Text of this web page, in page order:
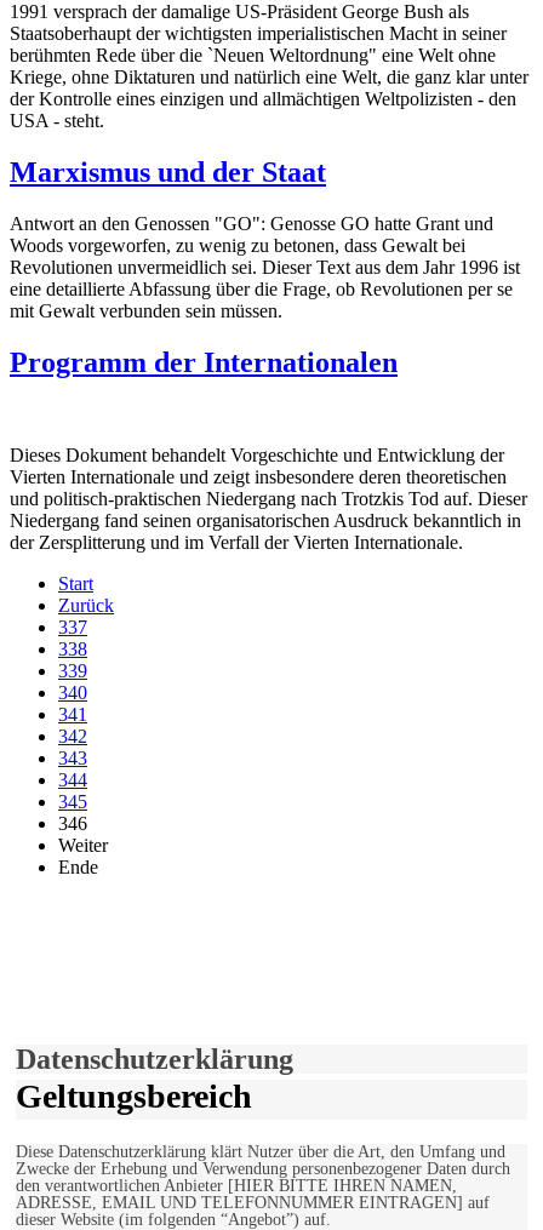
1991 versprach der damalige US-Präsident George Bush als
Staatsoberhaupt der wichtigsten imperialistischen Macht in seiner
berühmten Rede über die `Neuen Weltordnung" eine Welt ohne
Kriege, ohne Diktaturen und natürlich eine Welt, die ganz klar unter
der Kontrolle eines einzigen und allmächtigen Weltpolizisten - den
USA - steht.
Marxismus und der Staat
Antwort an den Genossen "GO": Genosse GO hatte Grant und
Woods vorgeworfen, zu wenig zu betonen, dass Gewalt bei
Revolutionen unvermeidlich sei. Dieser Text aus dem Jahr 1996 ist
eine detaillierte Abfassung über die Frage, ob Revolutionen per se
mit Gewalt verbunden sein müssen.
Programm der Internationalen
Dieses Dokument behandelt Vorgeschichte und Entwicklung der
Vierten Internationale und zeigt insbesondere deren theoretischen
und politisch-praktischen Niedergang nach Trotzkis Tod auf. Dieser
Niedergang fand seinen organisatorischen Ausdruck bekanntlich in
der Zersplitterung und im Verfall der Vierten Internationale.
Start
Zurück
337
338
339
340
341
342
343
344
345
346
Weiter
Ende
Datenschutzerklärung
Geltungsbereich
Diese Datenschutzerklärung klärt Nutzer über die Art, den Umfang und
Zwecke der Erhebung und Verwendung personenbezogener Daten durch
den verantwortlichen Anbieter [HIER BITTE IHREN NAMEN,
ADRESSE, EMAIL UND TELEFONNUMMER EINTRAGEN] auf
dieser Website (im folgenden “Angebot”) auf.